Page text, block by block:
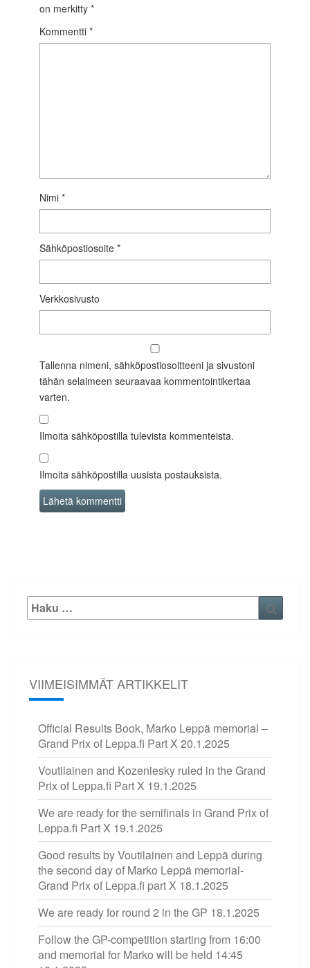
on merkitty *
Kommentti *
Nimi *
Sähköpostiosoite *
Verkkosivusto
Tallenna nimeni, sähköpostiosoitteeni ja sivustoni
tähän selaimeen seuraavaa kommentointikertaa
varten.
Ilmoita sähköpostilla tulevista kommenteista.
Ilmoita sähköpostilla uusista postauksista.
Etsi:
VIIMEISIMMÄT ARTIKKELIT
Official Results Book, Marko Leppä memorial –
Grand Prix of Leppa.fi Part X 20.1.2025
Voutilainen and Kozeniesky ruled in the Grand
Prix of Leppa.fi Part X 19.1.2025
We are ready for the semifinals in Grand Prix of
Leppa.fi Part X 19.1.2025
Good results by Voutilainen and Leppä during
the second day of Marko Leppä memorial-
Grand Prix of Leppa.fi part X 18.1.2025
We are ready for round 2 in the GP 18.1.2025
Follow the GP-competition starting from 16:00
and memorial for Marko will be held 14:45